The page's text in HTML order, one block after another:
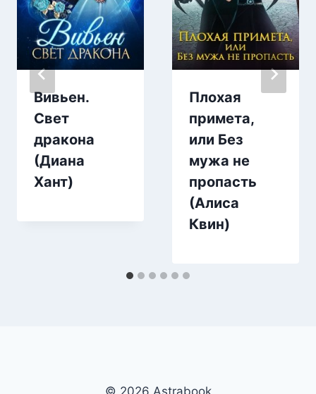
Вивьен.
Свет
дракона
(Диана
Хант)
Плохая
примета,
или Без
мужа не
пропасть
(Алиса
Квин)